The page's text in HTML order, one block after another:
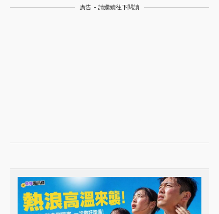
廣告 - 請繼續往下閱讀